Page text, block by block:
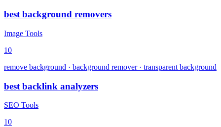
best background removers
Image Tools
10
remove background · background remover · transparent background
best backlink analyzers
SEO Tools
10